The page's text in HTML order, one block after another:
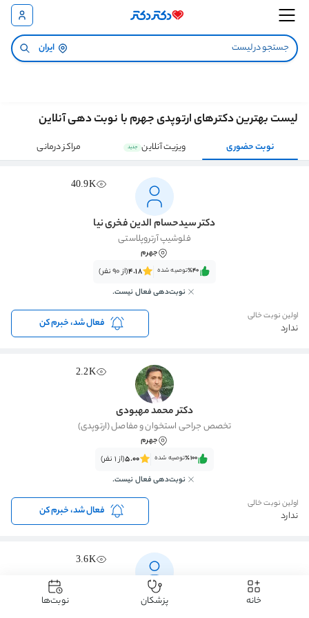
ایران
لیست بهترین دکترهای ارتوپدی جهرم با نوبت دهی آنلاین
نوبت حضوری ویزیت آنلاین جدید مراکز درمانی
40.9K
دکتر سیدحسام الدین فخری نیا
فلوشیپ آرتروپلاستی
جهرم
٪40‌‌‌توصیه شده 4.18(از 90 نفر)
نوبت‌دهی فعال نیست.
اولین نوبت خالی
ندارد فعال شد، خبرم کن
2.2K
دکتر محمد مهبودی
تخصص جراحی استخوان و مفاصل (ارتوپدی)
جهرم
٪100‌‌‌توصیه شده 5.00(از 1 نفر)
نوبت‌دهی فعال نیست.
اولین نوبت خالی
ندارد فعال شد، خبرم کن
3.6K
دکتر زهرا نظری خانه پزشکان نوبت‌ها